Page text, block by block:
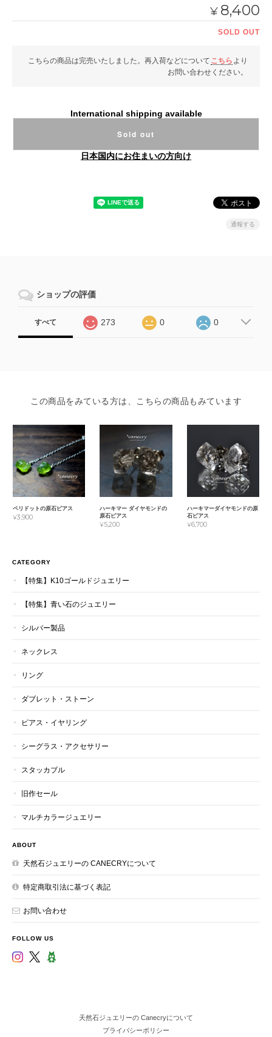
¥ 8,400
SOLD OUT
こちらの商品は完売いたしました。再入荷などについて こちら より
お問い合わせください。
International shipping available
Sold out
日本国内にお住まいの方向け
通報する
ショップの評価
すべて 273 0 0
この商品をみている方は、こちらの商品もみています
ペリドットの原石ピアス
¥3,900
ハーキマー ダイヤモンドの
原石ピアス
¥5,200
ハーキマーダイヤモンドの原
石ピアス
¥6,700
CATEGORY
【特集】K10ゴールドジュエリー
【特集】青い石のジュエリー
シルバー製品
ネックレス
リング
ダブレット・ストーン
ピアス・イヤリング
シーグラス・アクセサリー
スタッカブル
旧作セール
マルチカラージュエリー
ABOUT
天然石ジュエリーの CANECRYについて
特定商取引法に基づく表記
お問い合わせ
FOLLOW US
天然石ジュエリーの Canecryについて
プライバシーポリシー